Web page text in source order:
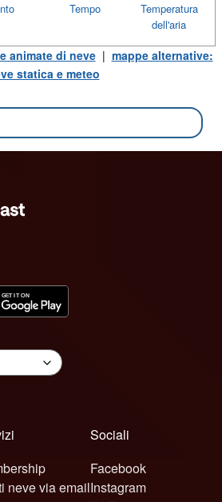
Temperatura
dell'aria
Tempo
animate di neve| mappe alternative:
statica e meteo
neve via email
Sociali
Facebook
Instagram